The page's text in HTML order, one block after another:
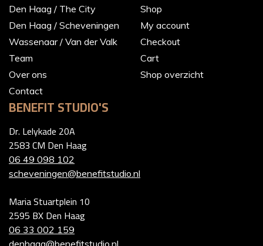
Den Haag / The City
Den Haag / Scheveningen
Wassenaar / Van der Valk
Team
Over ons
Contact
Shop
My account
Checkout
Cart
Shop overzicht
BENEFIT STUDIO'S
Dr. Lelykade 20A
2583 CM Den Haag
06 49 098 102
scheveningen@benefitstudio.nl
Maria Stuartplein 10
2595 BX Den Haag
06 33 002 159
denhaag@benefitstudio.nl